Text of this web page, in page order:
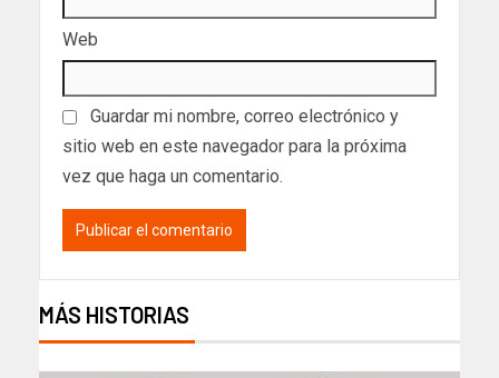
Web
Guardar mi nombre, correo electrónico y
sitio web en este navegador para la próxima
vez que haga un comentario.
MÁS HISTORIAS